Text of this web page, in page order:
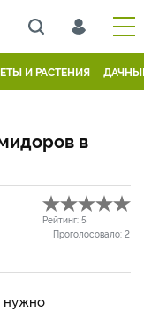
И РАСТЕНИЯ
в
Рейтинг: 5
Проголосовало: 2
нужно